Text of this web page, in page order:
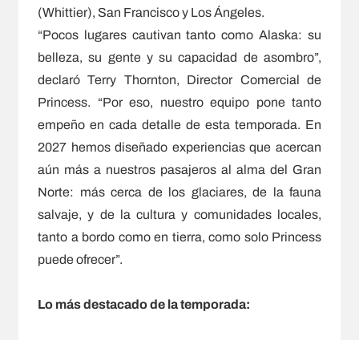
(Whittier), San Francisco y Los Ángeles.
“Pocos lugares cautivan tanto como Alaska: su
belleza, su gente y su capacidad de asombro”,
declaró Terry Thornton, Director Comercial de
Princess. “Por eso, nuestro equipo pone tanto
empeño en cada detalle de esta temporada. En
2027 hemos diseñado experiencias que acercan
aún más a nuestros pasajeros al alma del Gran
Norte: más cerca de los glaciares, de la fauna
salvaje, y de la cultura y comunidades locales,
tanto a bordo como en tierra, como solo Princess
puede ofrecer”.
Lo más destacado de la temporada: